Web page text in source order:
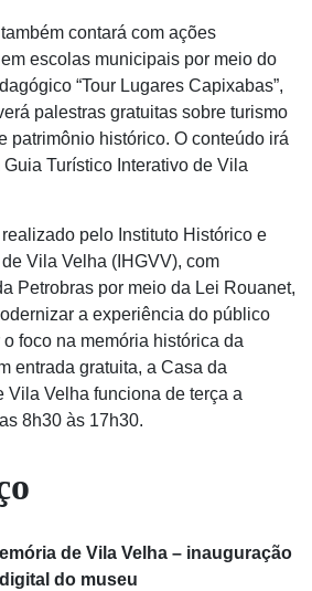
contará com ações
escolas municipais por meio do
“Tour Lugares Capixabas”,
palestras gratuitas sobre turismo
patrimônio histórico. O conteúdo irá
Guia Turístico Interativo de Vila
pelo Instituto Histórico e
Vila Velha (IHGVV), com
Petrobras por meio da Lei Rouanet,
a experiência do público
foco na memória histórica da
entrada gratuita, a Casa da
Vila Velha funciona de terça a
8h30 às 17h30.
de Vila Velha – inauguração
do museu